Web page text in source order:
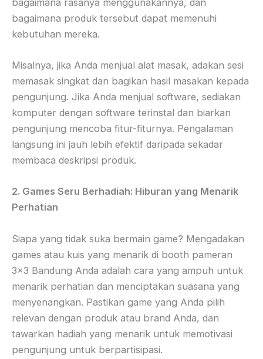
bagaimana produk tersebut dapat memenuhi
kebutuhan mereka.
Misalnya, jika Anda menjual alat masak, adakan sesi
memasak singkat dan bagikan hasil masakan kepada
pengunjung. Jika Anda menjual software, sediakan
komputer dengan software terinstal dan biarkan
pengunjung mencoba fitur-fiturnya. Pengalaman
langsung ini jauh lebih efektif daripada sekadar
membaca deskripsi produk.
2. Games Seru Berhadiah: Hiburan yang Menarik
Perhatian
Siapa yang tidak suka bermain game? Mengadakan
games atau kuis yang menarik di booth pameran
3×3 Bandung Anda adalah cara yang ampuh untuk
menarik perhatian dan menciptakan suasana yang
menyenangkan. Pastikan game yang Anda pilih
relevan dengan produk atau brand Anda, dan
tawarkan hadiah yang menarik untuk memotivasi
pengunjung untuk berpartisipasi.